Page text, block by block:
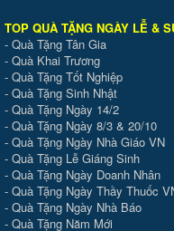
TOP QUÀ TẶNG NGÀY LỄ &
- Quà Tặng Tân Gia
- Quà Khai Trương
- Quà Tặng Tốt Nghiệp
- Quà Tặng Sinh Nhật
- Quà Tặng Ngày 14/2
- Quà Tặng Ngày 8/3 & 20/10
- Quà Tặng Ngày Nhà Giáo VN
- Quà Tặng Lễ Giáng Sinh
- Quà Tặng Ngày Doanh Nhân
- Quà Tặng Ngày Thầy Thuốc
- Quà Tặng Ngày Nhà Báo
- Quà Tặng Năm Mới